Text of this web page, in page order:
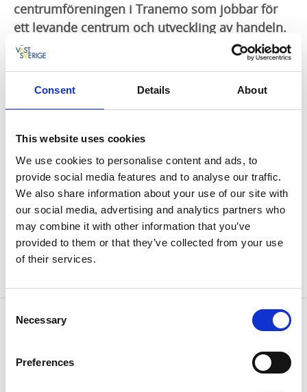
Consent Details About
This website uses cookies
We use cookies to personalise content and ads, to
provide social media features and to analyse our traffic.
We also share information about your use of our site with
our social media, advertising and analytics partners who
may combine it with other information that you’ve
provided to them or that they’ve collected from your use
of their services.
Selection
Necessary
Preferences
centrumföreningen i Tranemo som jobbar för
ett levande centrum och utveckling av handeln.
Målet är att ha en hållbar handel och ett starkt
företagsklimat. Utbudet på Storgatan med
omnejd erbjuder något för alla.
På Storgatan och i centrum i Tranemo finns en rad
besökare. Kläder, blommor, teknik, second hand,
sportattiraljer, foto, färg och synvård är något av det
du kan hitta här. Självklart finns det även café och
restauranger. Föreningen Tranemo Handel och
Service jobbar för ett levande centrum och ordnar en
hel del aktiviteter under året.
På föreningens hemsida finns mer information om
Kontaktinformation
514 33 Tranemo